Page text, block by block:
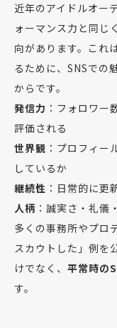
近年のアイドルオー
ォーマンス力と同じ
向があります。これ
るために、SNSでの
からです。
発信力 ：フォロワー
評価される
世界観 ：プロフィー
しているか
継続性 ：日常的に更
人柄 ：誠実さ・礼儀
多くの事務所やプロ
スカウトした」例を
けでなく、 平常時の
す。